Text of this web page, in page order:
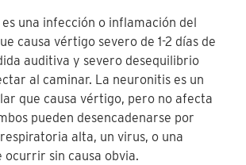
una infección o inflamación del
causa vértigo severo de 1-2 días de
auditiva y severo desequilibrio
al caminar. La neuronitis es un
que causa vértigo, pero no afecta
pueden desencadenarse por
alta, un virus, o una
ocurrir sin causa obvia.